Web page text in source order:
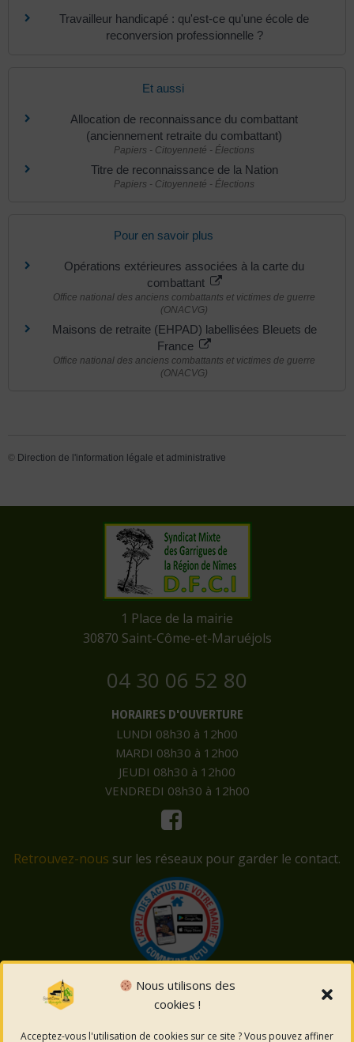
Nous utilisons des
cookies !
Acceptez-vous l'utilisation de cookies sur ce site ? Vous pouvez affiner
Travailleur handicapé : qu'est-ce qu'une école de
reconversion professionnelle ?
Et aussi
Allocation de reconnaissance du combattant
(anciennement retraite du combattant)
Papiers - Citoyenneté - Élections
Titre de reconnaissance de la Nation
Papiers - Citoyenneté - Élections
Pour en savoir plus
Opérations extérieures associées à la carte du
combattant
Office national des anciens combattants et victimes de guerre
(ONACVG)
Maisons de retraite (EHPAD) labellisées Bleuets de
France
Office national des anciens combattants et victimes de guerre
(ONACVG)
© Direction de l'information légale et administrative
​1 Place de la mairie
​30870 Saint-Côme-et-Maruéjols
04 30 06 52 80
HORAIRES D'OUVERTURE
LUNDI 08h30 à 12h00
MARDI 08h30 à 12h00
JEUDI 08h30 à 12h00
VENDREDI 08h30 à 12h00
Retrouvez-nous sur les réseaux pour garder le contact.
© 2026 Saint-Côme-et-Maruéjols. Un service proposé